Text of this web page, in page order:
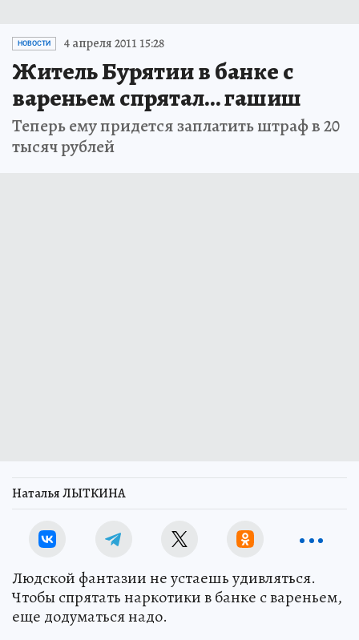
НОВОСТИ 4 апреля 2011 15:28
Житель Бурятии в банке с
вареньем спрятал… гашиш
Теперь ему придется заплатить штраф в 20
тысяч рублей
Наталья ЛЫТКИНА
Людской фантазии не устаешь удивляться.
Чтобы спрятать наркотики в банке с вареньем,
еще додуматься надо.